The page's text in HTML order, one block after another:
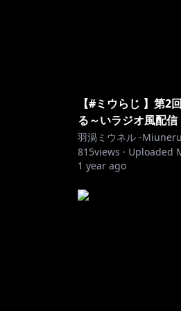
【#ミウらじ 】第2
る～いラジオ風配信
羽渦ミウネル -
815views · Uploaded
1 year ago